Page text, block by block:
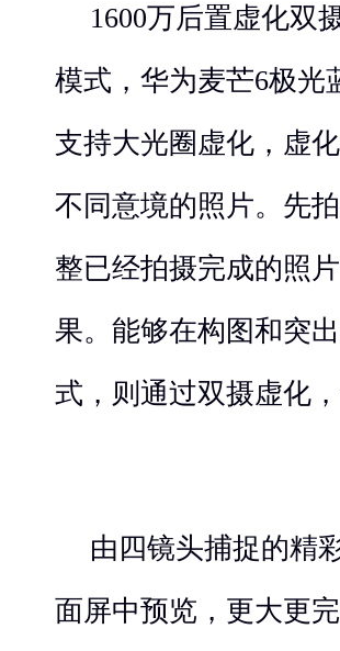
1600万后置虚化双
模式，华为麦芒6极光
支持大光圈虚化，虚
不同意境的照片。先
整已经拍摄完成的照
果。能够在构图和突
式，则通过双摄虚化
由四镜头捕捉的精
面屏中预览，更大更